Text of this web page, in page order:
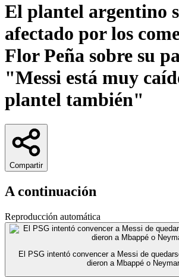
El plantel argentino
afectado por los
Flor Peña sobre su
"Messi está muy
plantel también"
Compartir
A continuación
Reproducción automática
El PSG intentó convencer a Messi de
dieron a Mbappé o Neymar